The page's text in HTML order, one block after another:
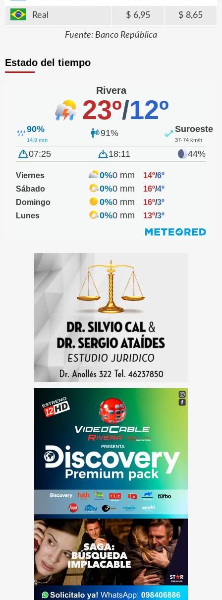
Real 6,95 8,65
Fuente: Banco República
Estado del tiempo
Rivera
23º/12º
90%
14.9 mm
91% Suroeste
37-74 km/h
07:25 18:11 44%
Viernes 0%0 mm 14º/6º
Sábado
0%0 mm 16º/4º
Domingo
0%0 mm 16º/3º
Lunes
0%0 mm 13º/3º